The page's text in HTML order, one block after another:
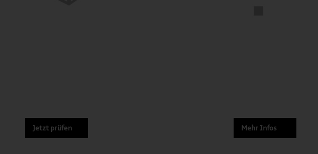
Jetzt prüfen Mehr Infos